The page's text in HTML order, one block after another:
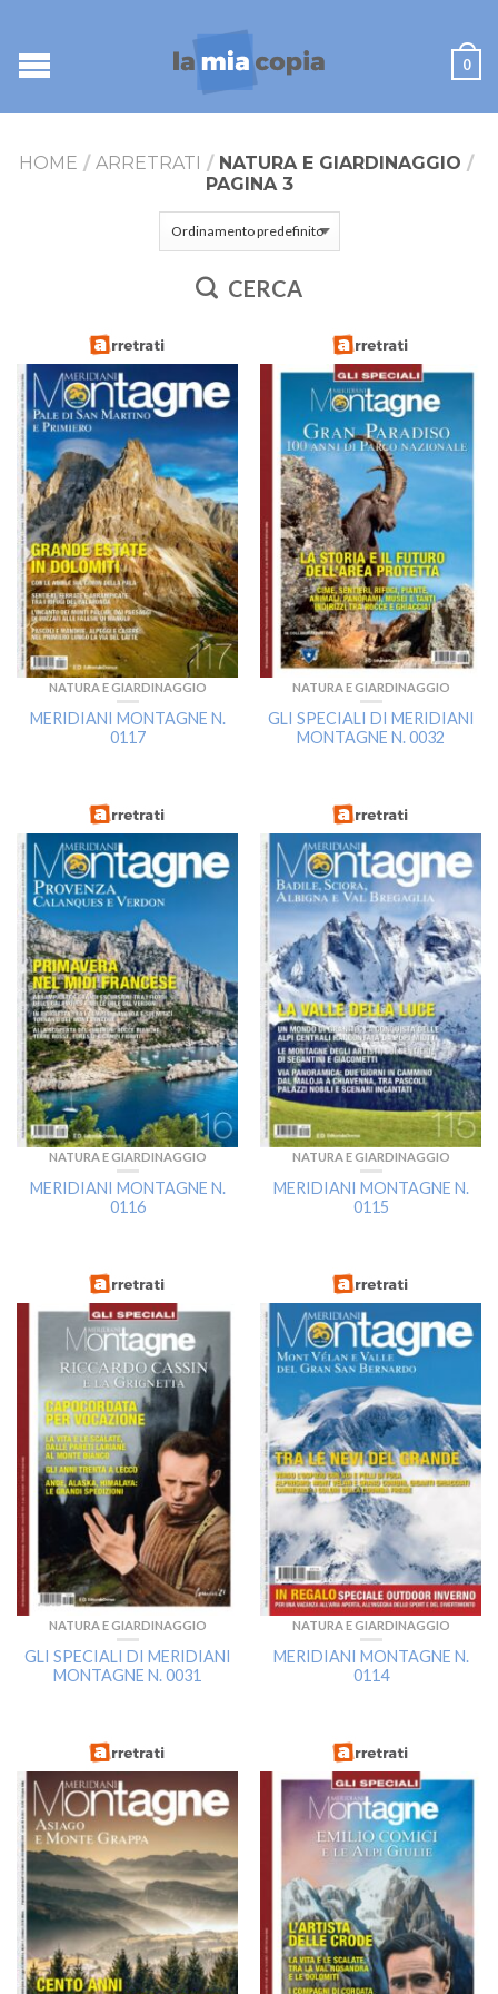
0
HOME / ARRETRATI / NATURA E GIARDINAGGIO /
PAGINA 3
CERCA
NATURA E GIARDINAGGIO
MERIDIANI MONTAGNE N.
0117
NATURA E GIARDINAGGIO
GLI SPECIALI DI MERIDIANI
MONTAGNE N. 0032
NATURA E GIARDINAGGIO
MERIDIANI MONTAGNE N.
0116
NATURA E GIARDINAGGIO
MERIDIANI MONTAGNE N.
0115
NATURA E GIARDINAGGIO
GLI SPECIALI DI MERIDIANI
MONTAGNE N. 0031
NATURA E GIARDINAGGIO
MERIDIANI MONTAGNE N.
0114